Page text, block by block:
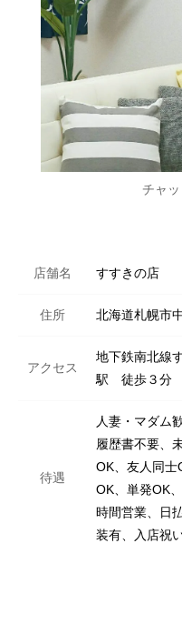
チャ
店舗名 すすきの店
住所 北海道札幌市
アクセス
地下鉄南北線
駅 徒歩３分
待遇
人妻・マダム
履歴書不要、
OK、友人同士
OK、単発OK
時間営業、日
装有、入店祝